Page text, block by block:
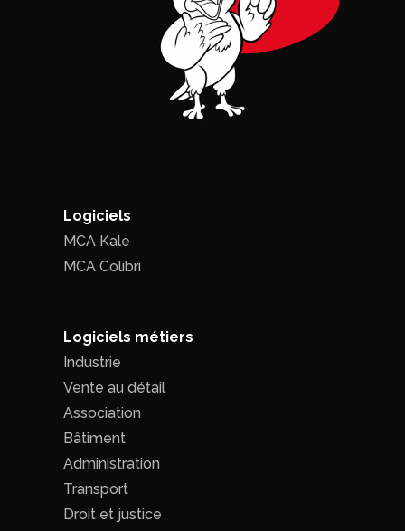
Logiciels
MCA Kale
MCA Colibri
Logiciels métiers
Industrie
Vente au détail
Association
Bâtiment
Administration
Transport
Droit et justice